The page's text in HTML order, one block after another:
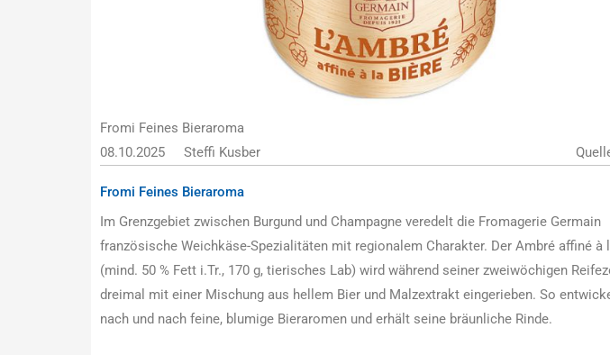
Fromi Feines Bieraroma
08.10.2025
Steffi Kusber
Fromi Feines Bieraroma
Im Grenzgebiet zwischen Burgund und Champagne veredelt die Fromagerie Germain
französische Weichkäse-Spezialitäten mit regionalem Charakter. Der Ambré affiné à
(mind. 50 % Fett i.Tr., 170 g, tierisches Lab) wird während seiner zweiwöchigen
dreimal mit einer Mischung aus hellem Bier und Malzextrakt eingerieben. So
nach und nach feine, blumige Bieraromen und erhält seine bräunliche Rinde.